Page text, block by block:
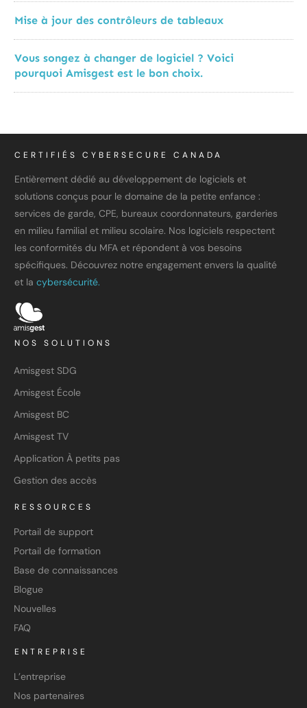
Mise à jour des contrôleurs de tableaux
Vous songez à changer de logiciel ? Voici
pourquoi Amisgest est le bon choix.
CERTIFIÉS CYBERSECURE CANADA
Entièrement dédié au développement de logiciels et
solutions conçus pour le domaine de la petite enfance :
services de garde, CPE, bureaux coordonnateurs, garderies
en milieu familial et milieu scolaire. Nos logiciels respectent
les conformités du MFA et répondent à vos besoins
spécifiques. Découvrez notre engagement envers la qualité
et la cybersécurité.
NOS SOLUTIONS
Amisgest SDG
Amisgest École
Amisgest BC
Amisgest TV
Application À petits pas
Gestion des accès
RESSOURCES
Portail de support
Portail de formation
Base de connaissances
Blogue
Nouvelles
FAQ
ENTREPRISE
L’entreprise
Nos partenaires